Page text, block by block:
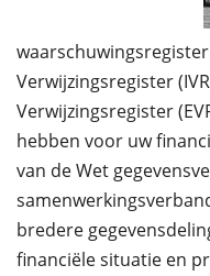
Verwijzingsregister
Verwijzingsregister
hebben voor uw
van de Wet
bredere
financiële situatie en